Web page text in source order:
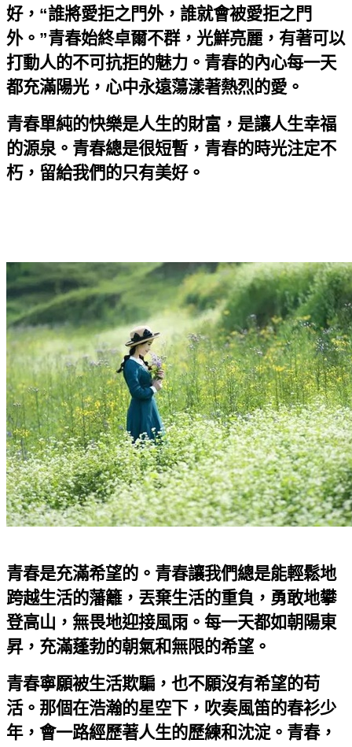
好，“誰將愛拒之門外，誰就會被愛拒之門
外。”青春始終卓爾不群，光鮮亮麗，有著可以
打動人的不可抗拒的魅力。青春的內心每一天
都充滿陽光，心中永遠蕩漾著熱烈的愛。
青春單純的快樂是人生的財富，是讓人生幸福
的源泉。青春總是很短暫，青春的時光注定不
朽，留給我們的只有美好。
青春是充滿希望的。青春讓我們總是能輕鬆地
跨越生活的藩籬，丟棄生活的重負，勇敢地攀
登高山，無畏地迎接風雨。每一天都如朝陽東
昇，充滿蓬勃的朝氣和無限的希望。
青春寧願被生活欺騙，也不願沒有希望的苟
活。那個在浩瀚的星空下，吹奏風笛的春衫少
年，會一路經歷著人生的歷練和沈淀。青春，